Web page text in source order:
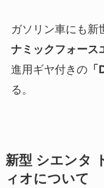
ガソリン車にも新
ナミックフォース
進用ギヤ付きの「
る。
新型 シエンタ
ィオについて